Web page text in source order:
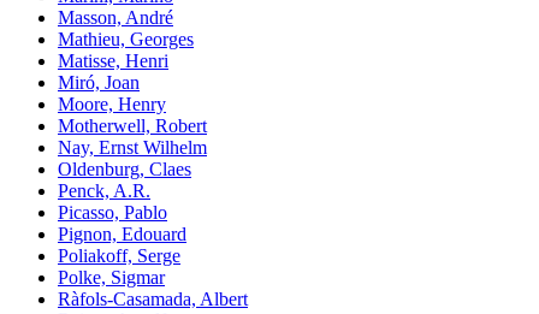
Masson, André
Mathieu, Georges
Matisse, Henri
Miró, Joan
Moore, Henry
Motherwell, Robert
Nay, Ernst Wilhelm
Oldenburg, Claes
Penck, A.R.
Picasso, Pablo
Pignon, Edouard
Poliakoff, Serge
Polke, Sigmar
Ràfols-Casamada, Albert